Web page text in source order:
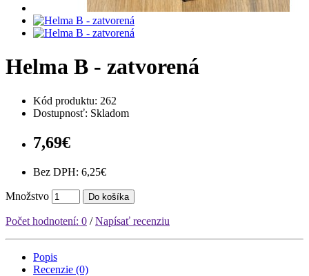
Helma B - zatvorená
Kód produktu: 262
Dostupnosť: Skladom
7,69€
Bez DPH: 6,25€
Množstvo Do košíka
Počet hodnotení: 0 /Napísať recenziu
Popis
Recenzie (0)